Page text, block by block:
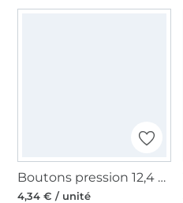
Boutons pression 12,4 mm, crème
4,34 € / unité